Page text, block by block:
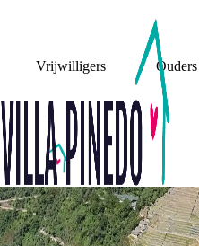
Vrijwilligers Ouders